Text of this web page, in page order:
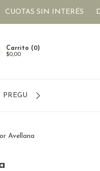
SIN INTERÉS
Carrito (0)
$0,00
PREGUNTAS FRECUENTES
Avellana